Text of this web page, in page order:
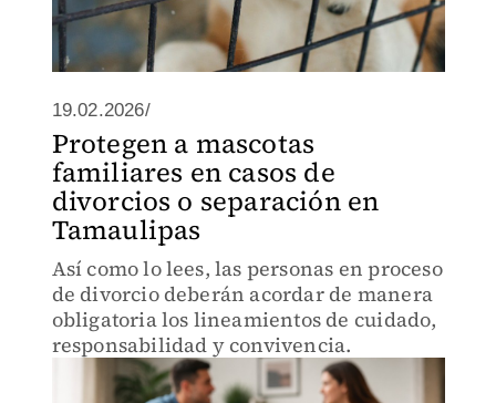
19.02.2026/
Protegen a mascotas
familiares en casos de
divorcios o separación en
Tamaulipas
Así como lo lees, las personas en proceso
de divorcio deberán acordar de manera
obligatoria los lineamientos de cuidado,
responsabilidad y convivencia.